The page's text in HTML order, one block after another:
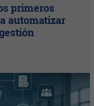
primeros
automatizar